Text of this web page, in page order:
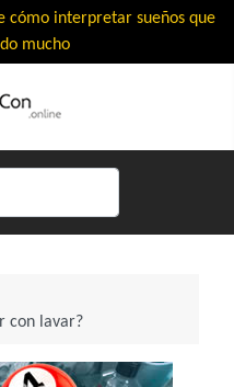
cómo interpretar sueños que
mucho
con lavar?